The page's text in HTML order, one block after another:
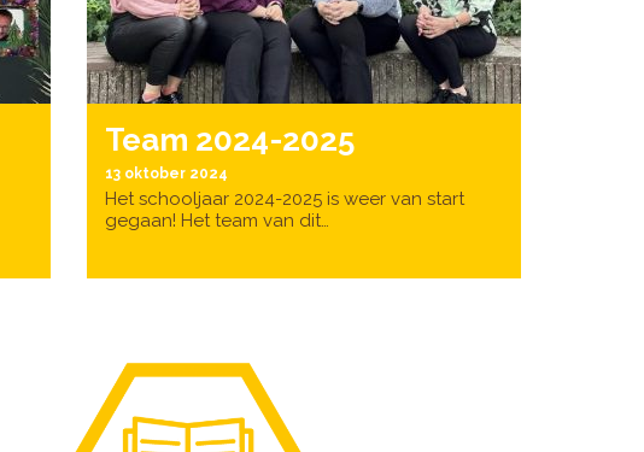
Team 2024-2025
13 oktober 2024
Het schooljaar 2024-2025 is weer van start
gegaan! Het team van dit…